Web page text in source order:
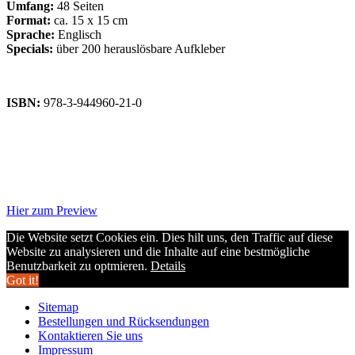
Umfang: 48 Seiten
Format: ca. 15 x 15 cm
Sprache: Englisch
Specials: über 200 herauslösbare Aufkleber
ISBN: 978-3-944960-21-0
Hier zum Preview
Die Website setzt Cookies ein. Dies hilt uns, den Traffic auf diese
Website zu analysieren und die Inhalte auf eine bestmögliche
Benutzbarkeit zu optmieren. Details
Got it!
Sitemap
Bestellungen und Rücksendungen
Kontaktieren Sie uns
Impressum